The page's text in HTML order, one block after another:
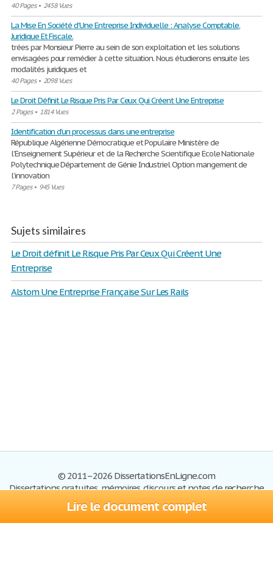
Lire le document complet
40 Pages• 2458 Vues
La Mise En Société d'Une Entreprise Individuelle : Analyse Comptable,
Juridique Et Fiscale.
trées par Monsieur Pierre au sein de son exploitation et les solutions
envisagées pour remédier à cette situation. Nous étudierons ensuite les
modalités juridiques et
40 Pages• 2098 Vues
Le Droit Définit Le Risque Pris Par Ceux Qui Créent Une Entreprise
2 Pages• 1814 Vues
Identification d’un processus dans une entreprise
République Algérienne Démocratique et Populaire Ministère de
l’Enseignement Supérieur et de la Recherche Scientifique Ecole Nationale
Polytechnique Département de Génie Industriel Option mangement de
l’innovation
7 Pages• 945 Vues
Sujets similaires
Le Droit définit Le Risque Pris Par Ceux Qui Créent Une
Entreprise
Alstom Une Entreprise Française Sur Les Rails
© 2011–2026 DissertationsEnLigne.com
Dissertations gratuites, mémoires, discours et notes de recherche